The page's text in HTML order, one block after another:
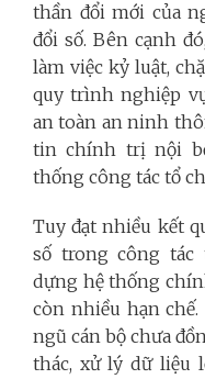
thần đổi mới của
đổi số. Bên cạnh
làm việc kỷ luật,
quy trình nghiệp
an toàn an ninh
tin chính trị nội
thống công tác tổ
Tuy đạt nhiều kết
số trong công tác
dựng hệ thống
còn nhiều hạn chế.
ngũ cán bộ chưa
thác, xử lý dữ liệu